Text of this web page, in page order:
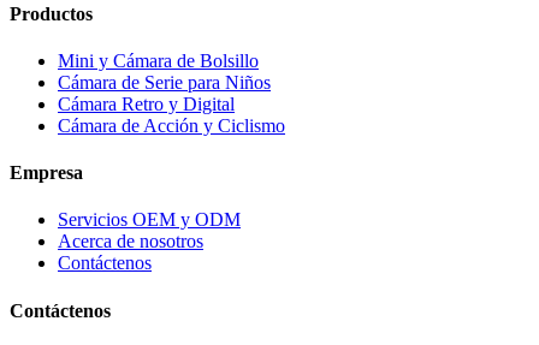
Productos
Mini y Cámara de Bolsillo
Cámara de Serie para Niños
Cámara Retro y Digital
Cámara de Acción y Ciclismo
Empresa
Servicios OEM y ODM
Acerca de nosotros
Contáctenos
Contáctenos